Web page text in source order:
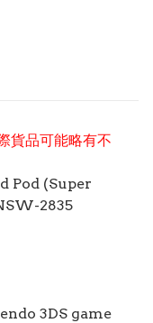
貨品可能略有不
Pod (Super
2835
3DS game